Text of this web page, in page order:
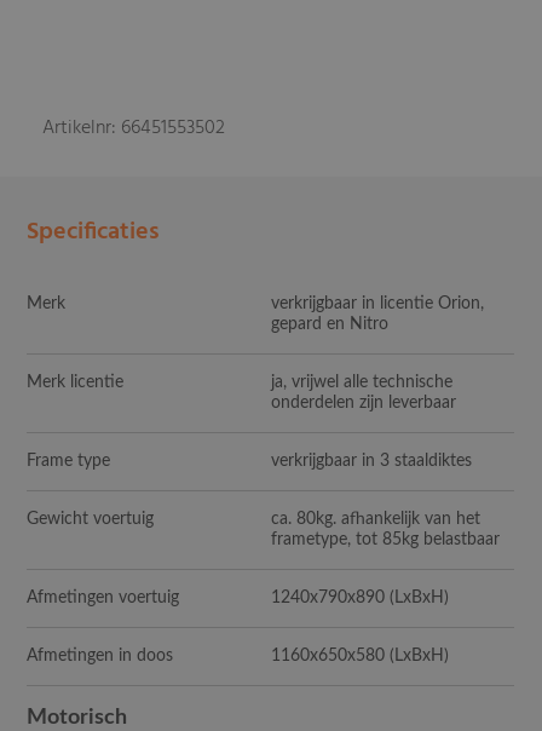
Artikelnr: 66451553502
Specificaties
Merk
verkrijgbaar in licentie Orion,
gepard en Nitro
Merk licentie
ja, vrijwel alle technische
onderdelen zijn leverbaar
Frame type verkrijgbaar in 3 staaldiktes
Gewicht voertuig
ca. 80kg. afhankelijk van het
frametype, tot 85kg belastbaar
Afmetingen voertuig 1240x790x890 (LxBxH)
Afmetingen in doos 1160x650x580 (LxBxH)
Motorisch